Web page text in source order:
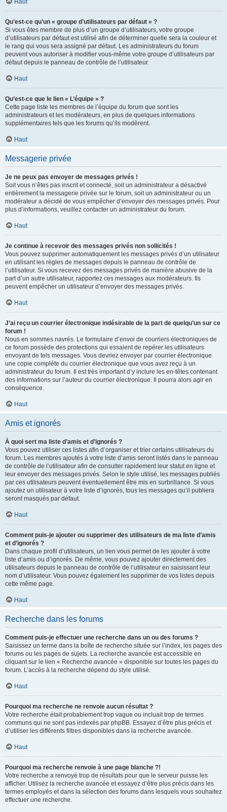
Haut
Qu’est-ce qu’un « groupe d’utilisateurs par défaut » ?
Si vous êtes membre de plus d’un groupe d’utilisateurs, votre groupe
d’utilisateurs par défaut est utilisé afin de déterminer quelle sera la couleur et
le rang qui vous sera assigné par défaut. Les administrateurs du forum
peuvent vous autoriser à modifier vous-même votre groupe d’utilisateurs par
défaut depuis le panneau de contrôle de l’utilisateur.
Haut
Qu’est-ce que le lien « L’équipe » ?
Cette page liste les membres de l’équipe du forum que sont les
administrateurs et les modérateurs, en plus de quelques informations
supplémentaires tels que les forums qu’ils modèrent.
Haut
Messagerie privée
Je ne peux pas envoyer de messages privés !
Soit vous n’êtes pas inscrit et connecté, soit un administrateur a désactivé
entièrement la messagerie privée sur le forum, soit un administrateur ou un
modérateur a décidé de vous empêcher d’envoyer des messages privés. Pour
plus d’informations, veuillez contacter un administrateur du forum.
Haut
Je continue à recevoir des messages privés non sollicités !
Vous pouvez supprimer automatiquement les messages privés d’un utilisateur
en utilisant les règles de messages depuis le panneau de contrôle de
l’utilisateur. Si vous recevez des messages privés de manière abusive de la
part d’un autre utilisateur, rapportez ces messages aux modérateurs. Ils
peuvent empêcher un utilisateur d’envoyer des messages privés.
Haut
J’ai reçu un courrier électronique indésirable de la part de quelqu’un sur ce
forum !
Nous en sommes navrés. Le formulaire d’envoi de courriers électroniques de
ce forum possède des protections qui essaient de repérer les utilisateurs
envoyant de tels messages. Vous devriez envoyer par courrier électronique
une copie complète du courrier électronique que vous avez reçu à un
administrateur du forum. Il est très important d’y inclure les en-têtes contenant
des informations sur l’auteur du courrier électronique. Il pourra alors agir en
conséquence.
Haut
Amis et ignorés
À quoi sert ma liste d’amis et d’ignorés ?
Vous pouvez utiliser ces listes afin d’organiser et trier certains utilisateurs du
forum. Les membres ajoutés à votre liste d’amis seront listés dans le panneau
de contrôle de l’utilisateur afin de consulter rapidement leur statut en ligne et
leur envoyer des messages privés. Selon le style utilisé, les messages publiés
par ces utilisateurs peuvent éventuellement être mis en surbrillance. Si vous
ajoutez un utilisateur à votre liste d’ignorés, tous les messages qu’il publiera
seront masqués par défaut.
Haut
Comment puis-je ajouter ou supprimer des utilisateurs de ma liste d’amis
et d’ignorés ?
Dans chaque profil d’utilisateurs, un lien vous permet de les ajouter à votre
liste d’amis ou d’ignorés. De même, vous pouvez ajouter directement des
utilisateurs depuis le panneau de contrôle de l’utilisateur en saisissant leur
nom d’utilisateur. Vous pouvez également les supprimer de vos listes depuis
cette même page.
Haut
Recherche dans les forums
Comment puis-je effectuer une recherche dans un ou des forums ?
Saisissez un terme dans la boîte de recherche située sur l’index, les pages des
forums ou les pages de sujets. La recherche avancée est accessible en
cliquant sur le lien « Recherche avancée » disponible sur toutes les pages du
forum. L’accès à la recherche dépend du style utilisé.
Haut
Pourquoi ma recherche ne renvoie aucun résultat ?
Votre recherche était probablement trop vague ou incluait trop de termes
communs qui ne sont pas indexés par phpBB. Essayez d’être plus précis et
d’utiliser les différents filtres disponibles dans la recherche avancée.
Haut
Pourquoi ma recherche renvoie à une page blanche ?!
Votre recherche a renvoyé trop de résultats pour que le serveur puisse les
afficher. Utilisez la recherche avancée et essayez d’être plus précis dans les
termes employés et dans la sélection des forums dans lesquels vous souhaitez
effectuer une recherche.